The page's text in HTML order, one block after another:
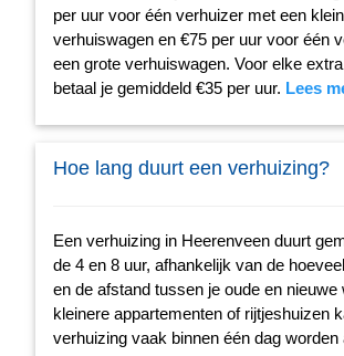
per uur voor één verhuizer met een
verhuiswagen en €75 per uur voor één
een grote verhuiswagen. Voor elke
betaal je gemiddeld €35 per uur. Lees
Hoe lang duurt een verhuizing?
Een verhuizing in Heerenveen duurt
de 4 en 8 uur, afhankelijk van de
en de afstand tussen je oude en nieuwe
kleinere appartementen of rijtjeshuizen
verhuizing vaak binnen één dag worden